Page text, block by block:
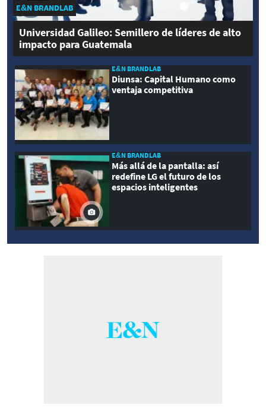
E&N BRANDLAB
Universidad Galileo: Semillero de líderes de alto
impacto para Guatemala
E&N BRANDLAB
Diunsa: Capital Humano como
ventaja competitiva
E&N BRANDLAB
Más allá de la pantalla: así
redefine LG el futuro de los
espacios inteligentes